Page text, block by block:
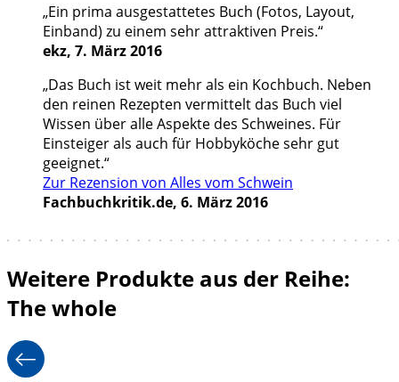
„Ein prima ausgestattetes Buch (Fotos, Layout,
Einband) zu einem sehr attraktiven Preis.“
ekz, 7. März 2016
„Das Buch ist weit mehr als ein Kochbuch. Neben
den reinen Rezepten vermittelt das Buch viel
Wissen über alle Aspekte des Schweines. Für
Einsteiger als auch für Hobbyköche sehr gut
geeignet.“
Zur Rezension von Alles vom Schwein
Fachbuchkritik.de, 6. März 2016
Weitere Produkte aus der Reihe:
The whole